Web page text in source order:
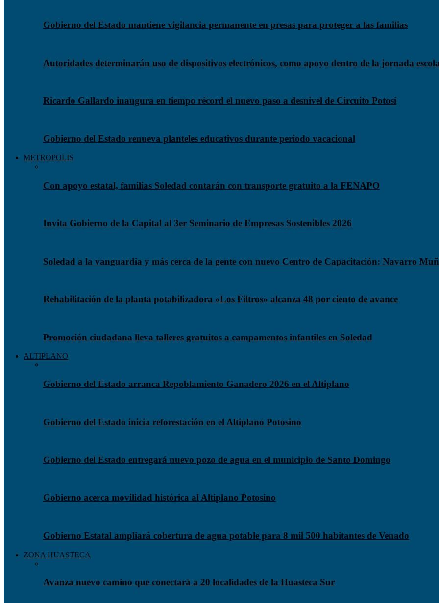
Gobierno del Estado mantiene vigilancia permanente en presas para proteger a las familias
Autoridades determinarán uso de dispositivos electrónicos, como apoyo dentro de la jornada
Ricardo Gallardo inaugura en tiempo récord el nuevo paso a desnivel de Circuito Potosí
Gobierno del Estado renueva planteles educativos durante periodo vacacional
METROPOLIS
Con apoyo estatal, familias Soledad contarán con transporte gratuito a la FENAPO
Invita Gobierno de la Capital al 3er Seminario de Empresas Sostenibles 2026
Soledad a la vanguardia y más cerca de la gente con nuevo Centro de Capacitación: Navarro
Rehabilitación de la planta potabilizadora «Los Filtros» alcanza 48 por ciento de avance
Promoción ciudadana lleva talleres gratuitos a campamentos infantiles en Soledad
ALTIPLANO
Gobierno del Estado arranca Repoblamiento Ganadero 2026 en el Altiplano
Gobierno del Estado inicia reforestación en el Altiplano Potosino
Gobierno del Estado entregará nuevo pozo de agua en el municipio de Santo Domingo
Gobierno acerca movilidad histórica al Altiplano Potosino
Gobierno Estatal ampliará cobertura de agua potable para 8 mil 500 habitantes de Venado
ZONA HUASTECA
Avanza nuevo camino que conectará a 20 localidades de la Huasteca Sur